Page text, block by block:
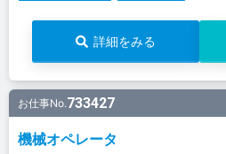
詳細をみる
お仕事No.733427
機械オペレータ